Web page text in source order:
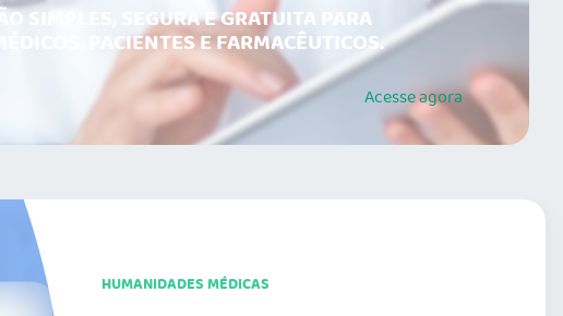
SIMPLES, SEGURA E GRATUITA PARA
PACIENTES E FARMACÊUTICOS.
Acesseagora
HUMANIDADES MÉDICAS